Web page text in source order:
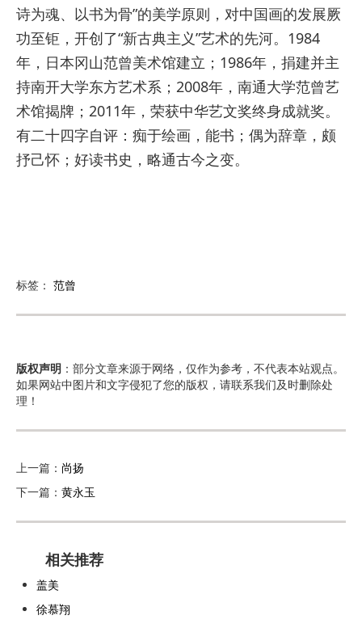
诗为魂、以书为骨”的美学原则，对中国画的发展厥
功至钜，开创了“新古典主义”艺术的先河。1984
年，日本冈山范曾美术馆建立；1986年，捐建并主
持南开大学东方艺术系；2008年，南通大学范曾艺
术馆揭牌；2011年，荣获中华艺文奖终身成就奖。
有二十四字自评：痴于绘画，能书；偶为辞章，颇
抒己怀；好读书史，略通古今之变。
标签： 范曾
版权声明 ：部分文章来源于网络，仅作为参考，不代表本站观点。
如果网站中图片和文字侵犯了您的版权，请联系我们及时删除处
理！
上一篇： 尚扬
下一篇： 黄永玉
相关推荐
盖美
徐慕翔